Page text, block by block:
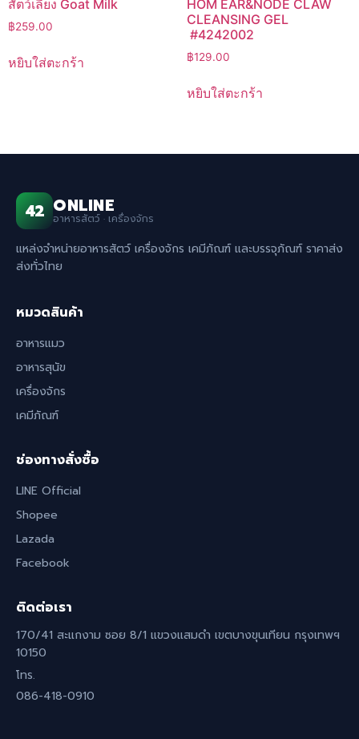
สัตว์เลี้ยง Goat Milk
฿259.00
หยิบใส่ตะกร้า
HOM EAR&NODE CLAW
CLEANSING GEL
#4242002
฿129.00
หยิบใส่ตะกร้า
42 ONLINE
อาหารสัตว์ · เครื่องจักร
แหล่งจำหน่ายอาหารสัตว์ เครื่องจักร เคมีภัณฑ์ และบรรจุภัณฑ์ ราคาส่ง
ส่งทั่วไทย
หมวดสินค้า
อาหารแมว
อาหารสุนัข
เครื่องจักร
เคมีภัณฑ์
ช่องทางสั่งซื้อ
LINE Official
Shopee
Lazada
Facebook
ติดต่อเรา
170/41 สะแกงาม ซอย 8/1 แขวงแสมดำ เขตบางขุนเทียน กรุงเทพฯ
10150
โทร.
086-418-0910